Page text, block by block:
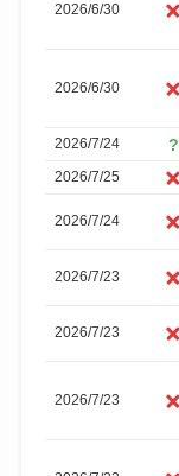
2026/6/30
2026/6/30
2026/7/24
2026/7/25
2026/7/24
2026/7/23
2026/7/23
2026/7/23